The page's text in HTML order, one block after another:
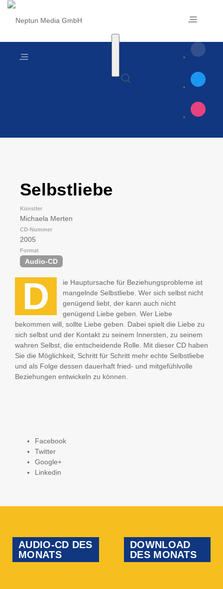
Selbstliebe
Künstler
Michaela Merten
CD-Nummer
2005
Format
Audio-CD
D
ie Hauptursache für Beziehungsprobleme ist
mangelnde Selbstliebe. Wer sich selbst nicht
genügend liebt, der kann auch nicht
genügend Liebe geben. Wer Liebe
bekommen will, sollte Liebe geben. Dabei spielt die Liebe zu
sich selbst und der Kontakt zu seinem Innersten, zu seinem
wahren Selbst, die entscheidende Rolle. Mit dieser CD haben
Sie die Möglichkeit, Schritt für Schritt mehr echte Selbstliebe
und als Folge dessen dauerhaft fried- und mitgefühlvolle
Beziehungen entwickeln zu können.
Facebook
Twitter
Google+
Linkedin
AUDIO-CD DES
MONATS
DOWNLOAD
DES MONATS